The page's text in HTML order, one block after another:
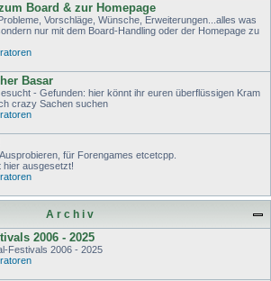
Board & zur Homepage
Vorschläge, Wünsche, Erweiterungen...alles was
nur mit dem Board-Handling oder der Homepage zu
Basar
- Gefunden: hier könnt ihr euren überflüssigen Kram
crazy Sachen suchen
für Forengames etcetcpp.
hier ausgesetzt!
A r c h i v
2006 - 2025
Festivals 2006 - 2025